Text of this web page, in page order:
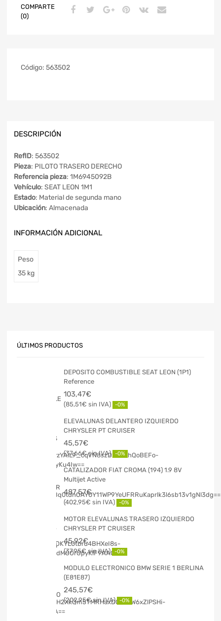
COMPARTE
(0)
Código: 563502
DESCRIPCIÓN
RefID: 563502
Pieza: PILOTO TRASERO DERECHO
Referencia pieza: 1M6945092B
Vehículo: SEAT LEON 1M1
Estado: Material de segunda mano
Ubicación: Almacenada
INFORMACIÓN ADICIONAL
Peso
35 kg
ÚLTIMOS PRODUCTOS
DEPOSITO COMBUSTIBLE SEAT LEON (1P1)
Reference
103,47€
85,51€ -0%
ELEVALUNAS DELANTERO IZQUIERDO
CHRYSLER PT CRUISER
45,57€
37,66€ -0%
CATALIZADOR FIAT CROMA (194) 1.9 8V
Multijet Active
487,57€
402,95€ -0%
MOTOR ELEVALUNAS TRASERO IZQUIERDO
CHRYSLER PT CRUISER
45,92€
37,95€ -0%
MODULO ELECTRONICO BMW SERIE 1 BERLINA
(E81E87)
245,57€
202,95€ -0%